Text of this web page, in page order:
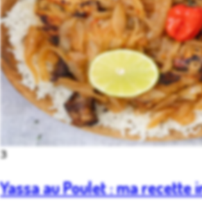
3
Yassa au Poulet : ma recette